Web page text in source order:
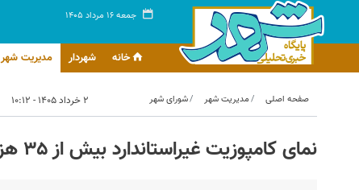
جمعه ۱۶ مرداد ۱۴۰۵
خانه شهردار مدیریت شهر
صفحه اصلی مدیریت شهر شورای شهر ۲ خرداد ۱۴۰۵ - ۱۰:۱۲
نمای کامپوزیت غیراستاندارد بیش از ۳۵ هزار ساختمان در تهران